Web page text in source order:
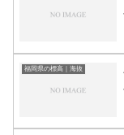
福岡県の標高｜海抜